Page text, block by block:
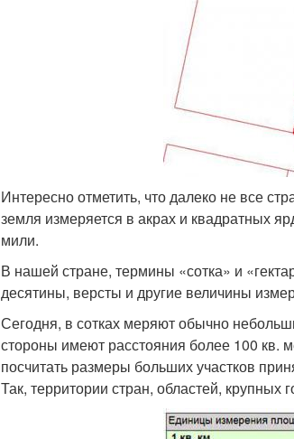
Интересно отметить, что далеко не все
земля измеряется в акрах и квадратных
мили.
В нашей стране, термины «сотка» и
десятины, версты и другие величины
Сегодня, в сотках меряют обычно
стороны имеют расстояния более 100 кв.
посчитать размеры больших участков
Так, территории стран, областей,